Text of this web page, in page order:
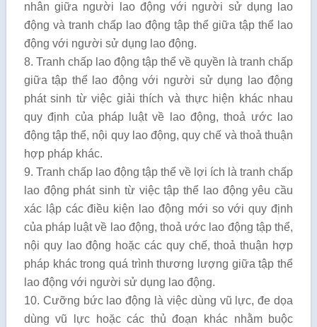
nhân giữa người lao động với người sử dụng lao
động và tranh chấp lao động tập thể giữa tập thể lao
động với người sử dụng lao động.
8. Tranh chấp lao động tập thể về quyền là tranh chấp
giữa tập thể lao động với người sử dụng lao động
phát sinh từ việc giải thích và thực hiện khác nhau
quy định của pháp luật về lao động, thoả ước lao
động tập thể, nội quy lao động, quy chế và thoả thuận
hợp pháp khác.
9. Tranh chấp lao động tập thể về lợi ích là tranh chấp
lao động phát sinh từ việc tập thể lao động yêu cầu
xác lập các điều kiện lao động mới so với quy định
của pháp luật về lao động, thoả ước lao động tập thể,
nội quy lao động hoặc các quy chế, thoả thuận hợp
pháp khác trong quá trình thương lượng giữa tập thể
lao động với người sử dụng lao động.
10. Cưỡng bức lao động là việc dùng vũ lực, đe dọa
dùng vũ lực hoặc các thủ đoạn khác nhằm buộc